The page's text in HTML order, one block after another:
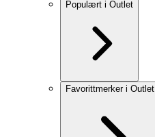
Populært i Outlet
Favorittmerker i Outlet